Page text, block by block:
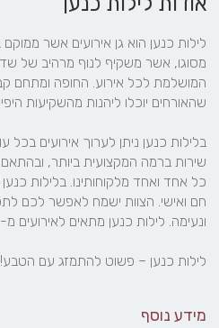
לילות כנען – פשוט להתמזג עם הטבע!
מידע נוסף